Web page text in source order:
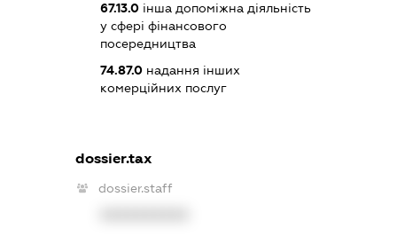
67.13.0 інша допоміжна діяльність
у сфері фінансового
посередництва
74.87.0 надання інших
комерційних послуг
dossier.tax
dossier.staff